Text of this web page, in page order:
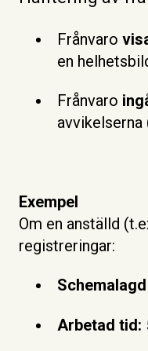
Frånvaro
en
Frånvaro
Exempel
Om en anställd
registreringar:
Arbetad tid: